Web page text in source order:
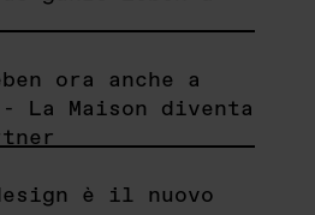
ora anche a
- La Maison diventa
è il nuovo